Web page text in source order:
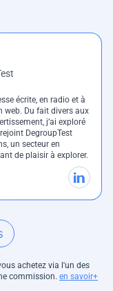
écrite, en radio et à
web. Du fait divers aux
j’ai exploré
DegroupTest
un secteur en
de plaisir à explorer.
achetez via l'un des
commission. en savoir+